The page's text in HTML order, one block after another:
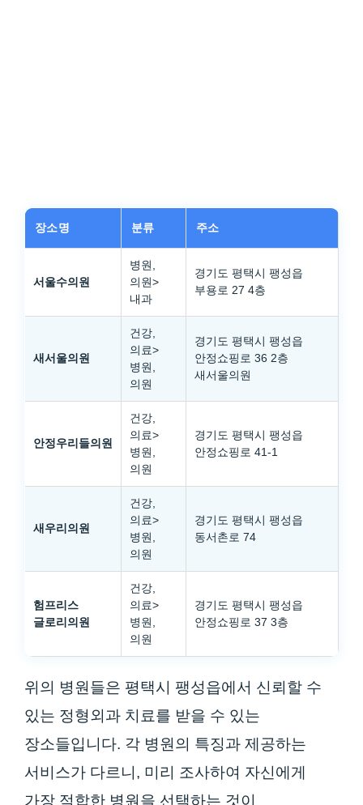
장소명 분류 주소
서울수의원
병원,
의원>
내과
경기도 평택시 팽성읍
부용로 27 4층
새서울의원
건강,
의료>
병원,
의원
경기도 평택시 팽성읍
안정쇼핑로 36 2층
새서울의원
안정우리들의원
건강,
의료>
병원,
의원
경기도 평택시 팽성읍
안정쇼핑로 41-1
새우리의원
건강,
의료>
병원,
의원
경기도 평택시 팽성읍
동서촌로 74
험프리스
글로리의원
건강,
의료>
병원,
의원
경기도 평택시 팽성읍
안정쇼핑로 37 3층
위의 병원들은 평택시 팽성읍에서 신뢰할 수
있는 정형외과 치료를 받을 수 있는
장소들입니다. 각 병원의 특징과 제공하는
서비스가 다르니, 미리 조사하여 자신에게
가장 적합한 병원을 선택하는 것이